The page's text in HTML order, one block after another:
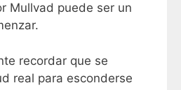
Mullvad puede ser un
recordar que se
real para esconderse